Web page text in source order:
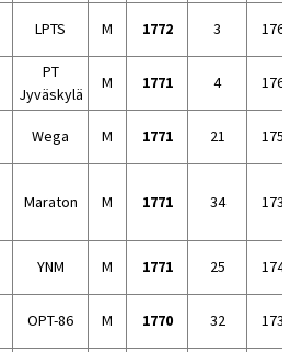
LPTS M 1772 3
PT
Jyväskylä
M 1771 4
Wega M 1771 21
Maraton M 1771 34
YNM M 1771 25
OPT-86 M 1770 32